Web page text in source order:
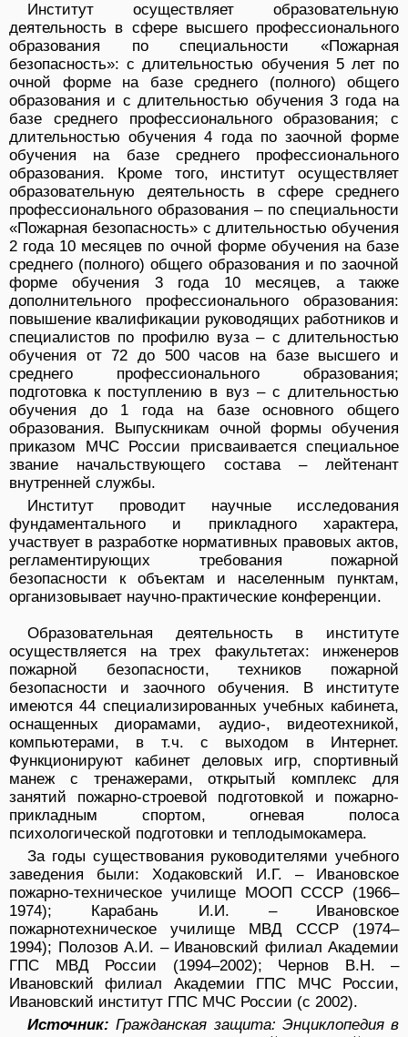
Институт осуществляет образовательную
деятельность в сфере высшего профессионального
образования по специальности «Пожарная
безопасность»: с длительностью обучения 5 лет по
очной форме на базе среднего (полного) общего
образования и с длительностью обучения 3 года на
базе среднего профессионального образования; с
длительностью обучения 4 года по заочной форме
обучения на базе среднего профессионального
образования. Кроме того, институт осуществляет
образовательную деятельность в сфере среднего
профессионального образования – по специальности
«Пожарная безопасность» с длительностью обучения
2 года 10 месяцев по очной форме обучения на базе
среднего (полного) общего образования и по заочной
форме обучения 3 года 10 месяцев, а также
дополнительного профессионального образования:
повышение квалификации руководящих работников и
специалистов по профилю вуза – с длительностью
обучения от 72 до 500 часов на базе высшего и
среднего профессионального образования;
подготовка к поступлению в вуз – с длительностью
обучения до 1 года на базе основного общего
образования. Выпускникам очной формы обучения
приказом МЧС России присваивается специальное
звание начальствующего состава – лейтенант
внутренней службы.
Институт проводит научные исследования
фундаментального и прикладного характера,
участвует в разработке нормативных правовых актов,
регламентирующих требования пожарной
безопасности к объектам и населенным пунктам,
организовывает научно-практические конференции.
Образовательная деятельность в институте
осуществляется на трех факультетах: инженеров
пожарной безопасности, техников пожарной
безопасности и заочного обучения. В институте
имеются 44 специализированных учебных кабинета,
оснащенных диорамами, аудио-, видеотехникой,
компьютерами, в т.ч. с выходом в Интернет.
Функционируют кабинет деловых игр, спортивный
манеж с тренажерами, открытый комплекс для
занятий пожарно-строевой подготовкой и пожарно-
прикладным спортом, огневая полоса
психологической подготовки и теплодымокамера.
За годы существования руководителями учебного
заведения были: Ходаковский И.Г. – Ивановское
пожарно-техническое училище МООП СССР (1966–
1974); Карабань И.И. – Ивановское
пожарнотехническое училище МВД СССР (1974–
1994); Полозов А.И. – Ивановский филиал Академии
ГПС МВД России (1994–2002); Чернов В.Н. –
Ивановский филиал Академии ГПС МЧС России,
Ивановский институт ГПС МЧС России (с 2002).
Источник: Гражданская защита: Энциклопедия в